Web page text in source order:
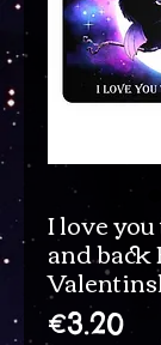
I love
and
€3.20